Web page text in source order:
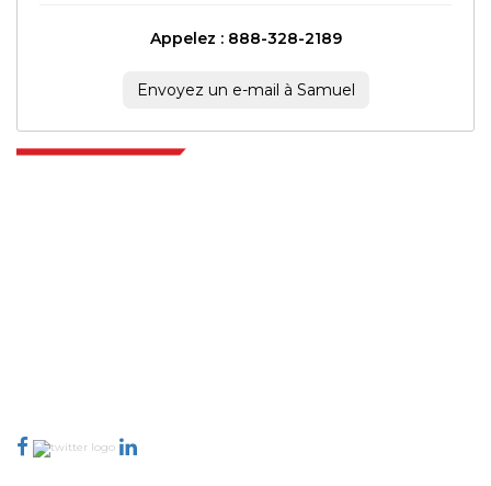
Appelez : 888-328-2189
Envoyez un e-mail à Samuel